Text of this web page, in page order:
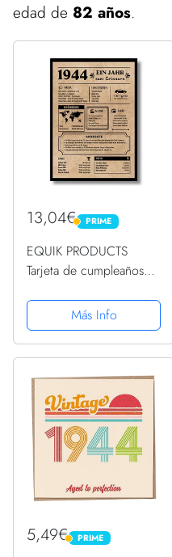
edad de 82 años.
13,04€ PRIME
PRIME
EQUIK PRODUCTS
Tarjeta de cumpleaños
cumpleaños |
decoración de
cumpleaños | nacido en
79 cumpleaños mujeres |
79...
Más Info
5,49€ PRIME
PRIME